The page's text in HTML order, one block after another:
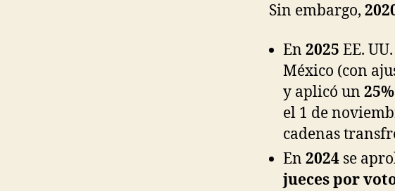
Sin embargo,
En 2025 EE.
México (con
y aplicó un
el 1 de
cadenas
En 2024 se
jueces por